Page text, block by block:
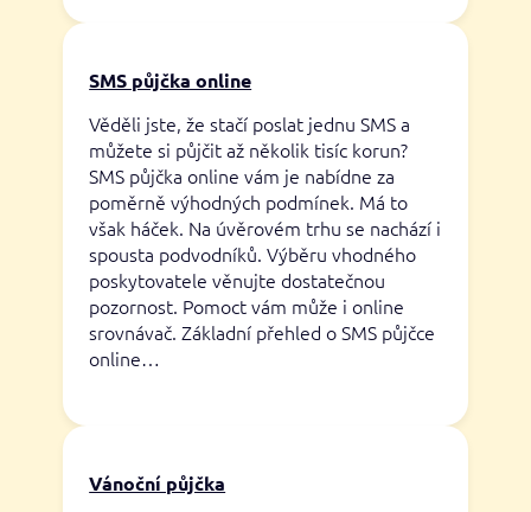
SMS půjčka online
Věděli jste, že stačí poslat jednu SMS a
můžete si půjčit až několik tisíc korun?
SMS půjčka online vám je nabídne za
poměrně výhodných podmínek. Má to
však háček. Na úvěrovém trhu se nachází i
spousta podvodníků. Výběru vhodného
poskytovatele věnujte dostatečnou
pozornost. Pomoct vám může i online
srovnávač. Základní přehled o SMS půjčce
online…
Vánoční půjčka